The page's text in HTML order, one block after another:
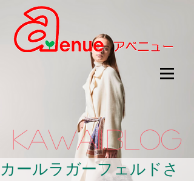
kawaii.BLOG
カールラガーフェルドさ